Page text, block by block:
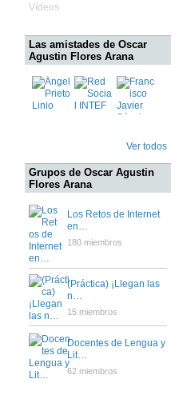
Vídeos
Las amistades de Oscar
Agustin Flores Arana
Ver todos
Grupos de Oscar Agustin
Flores Arana
Los Retos de Internet
en…
180 miembros
(Práctica) ¡Llegan las
n…
15 miembros
Docentes de Lengua y
Lit…
62 miembros